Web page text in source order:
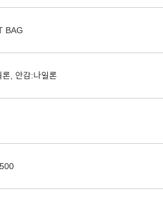
BAG
론, 안감:나일론